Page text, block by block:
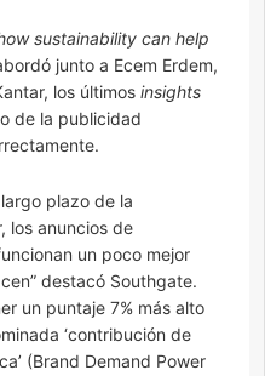
sustainability can help
junto a Ecem Erdem,
los últimos insights
de la publicidad
plazo de la
los anuncios de
un poco mejor
destacó Southgate.
un puntaje 7% más alto
‘contribución de
(Brand Demand Power